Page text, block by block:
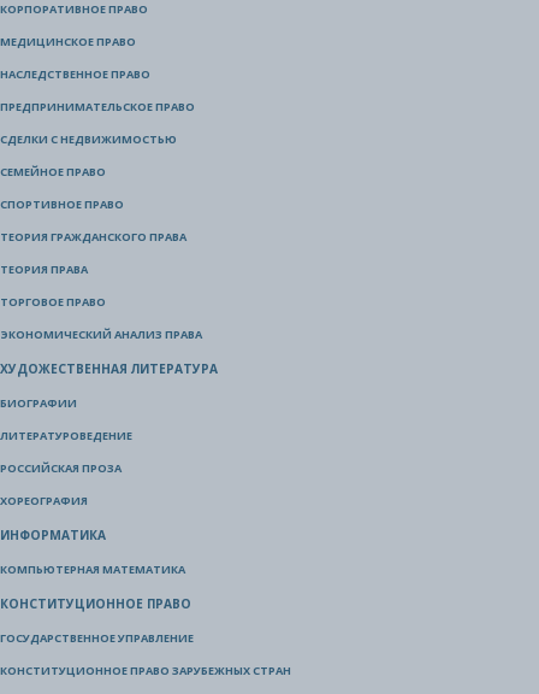
КОРПОРАТИВНОЕ ПРАВО
МЕДИЦИНСКОЕ ПРАВО
НАСЛЕДСТВЕННОЕ ПРАВО
ПРЕДПРИНИМАТЕЛЬСКОЕ ПРАВО
СДЕЛКИ С НЕДВИЖИМОСТЬЮ
СЕМЕЙНОЕ ПРАВО
СПОРТИВНОЕ ПРАВО
ТЕОРИЯ ГРАЖДАНСКОГО ПРАВА
ТЕОРИЯ ПРАВА
ТОРГОВОЕ ПРАВО
ЭКОНОМИЧЕСКИЙ АНАЛИЗ ПРАВА
ХУДОЖЕСТВЕННАЯ ЛИТЕРАТУРА
БИОГРАФИИ
ЛИТЕРАТУРОВЕДЕНИЕ
РОССИЙСКАЯ ПРОЗА
ХОРЕОГРАФИЯ
ИНФОРМАТИКА
КОМПЬЮТЕРНАЯ МАТЕМАТИКА
КОНСТИТУЦИОННОЕ ПРАВО
ГОСУДАРСТВЕННОЕ УПРАВЛЕНИЕ
КОНСТИТУЦИОННОЕ ПРАВО ЗАРУБЕЖНЫХ СТРАН